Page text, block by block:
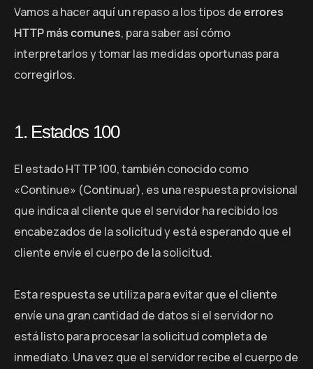
Vamos a hacer aquí un repaso a los tipos deerrores
HTTP más comunes, para saber así cómo
interpretarlos y tomar las medidas oportunas para
corregirlos.
1. Estados 100
El estado HTTP 100, también conocido como
«Continue» (Continuar), es una respuesta provisional
que indica al cliente que el servidor ha recibido los
encabezados de la solicitud y está esperando que el
cliente envíe el cuerpo de la solicitud.
Esta respuesta se utiliza para evitar que el cliente
envíe una gran cantidad de datos si el servidor no
está listo para procesar la solicitud completa de
inmediato. Una vez que el servidor recibe el cuerpo de